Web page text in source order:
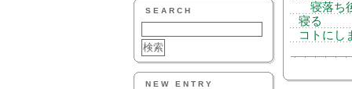
SEARCH
NEW ENTRY
寝落ち
寝る
コトにし